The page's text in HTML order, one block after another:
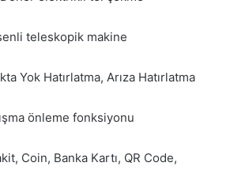
teleskopik makine
Yok Hatırlatma, Arıza Hatırlatma
önleme fonksiyonu
Coin, Banka Kartı, QR Code,